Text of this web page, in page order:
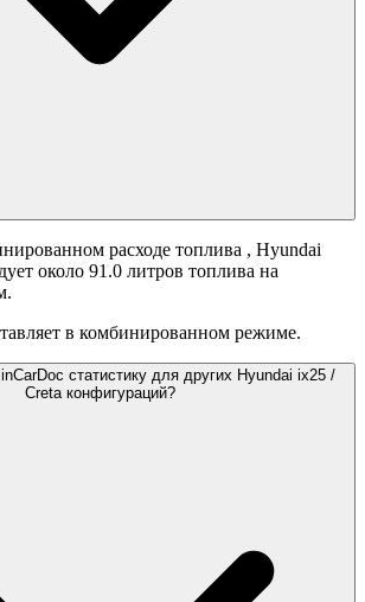
расходе топлива , Hyundai
около 91.0 литров топлива на
в комбинированном режиме.
статистику для других Hyundai ix25 /
Creta конфигураций?